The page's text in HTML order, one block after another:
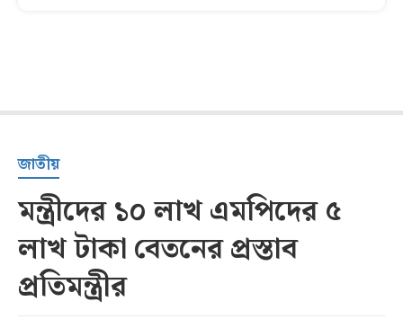
জাতীয়
মন্ত্রীদের ১০ লাখ এমপিদের ৫
লাখ টাকা বেতনের প্রস্তাব
প্রতিমন্ত্রীর